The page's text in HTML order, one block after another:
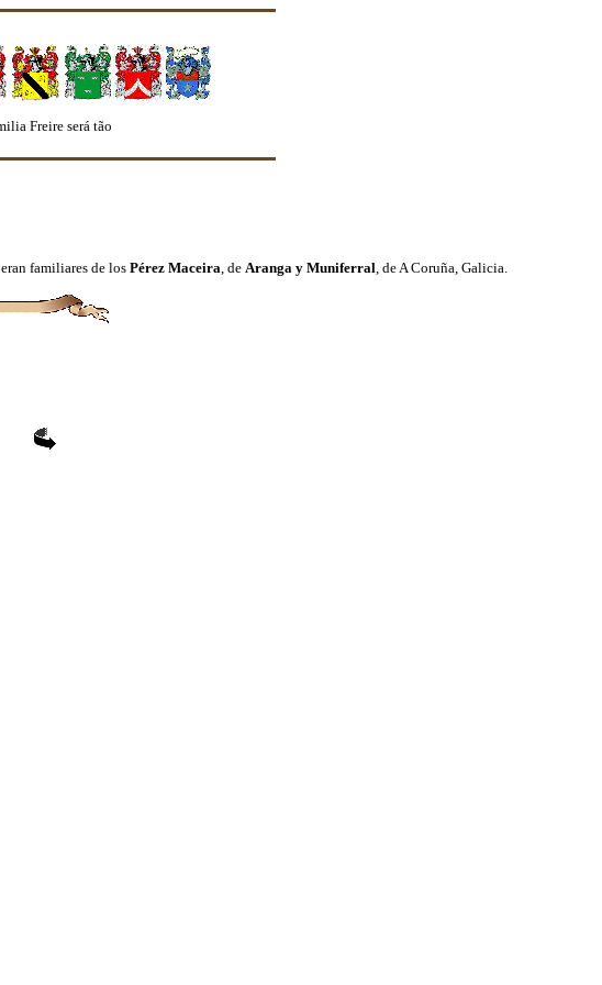
Freire será tão forte quanto seus membros o façam"
familiares de los Pérez Maceira, de Aranga y Muniferral, de A Coruña, Galicia.